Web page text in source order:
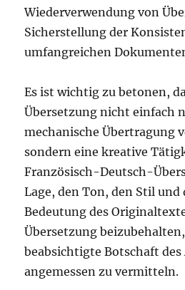
Wiederverwendung von
Sicherstellung der
umfangreichen
Es ist wichtig zu betonen,
Übersetzung nicht einfach
mechanische Übertragung
sondern eine kreative
Französisch-Deutsch-
Lage, den Ton, den Stil
Bedeutung des
Übersetzung
beabsichtigte Botschaft des
angemessen zu vermitteln.